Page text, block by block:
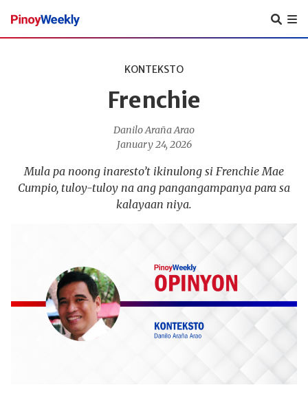
Pinoy
Weekly
KONTEKSTO
Frenchie
Danilo Araña Arao
January 24, 2026
Mula pa noong inaresto’t ikinulong si Frenchie Mae
Cumpio, tuloy-tuloy na ang pangangampanya para sa
kalayaan niya.